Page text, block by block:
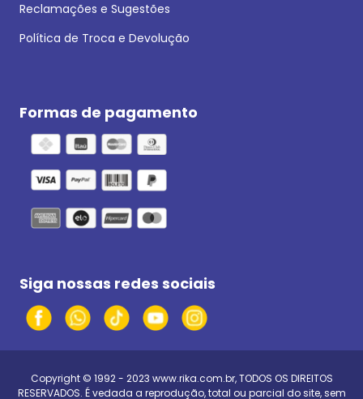
Reclamações e Sugestões
Política de Troca e Devolução
Formas de pagamento
Siga nossas redes sociais
Copyright © 1992 - 2023 www.rika.com.br, TODOS OS DIREITOS
RESERVADOS. É vedada a reprodução, total ou parcial do site, sem